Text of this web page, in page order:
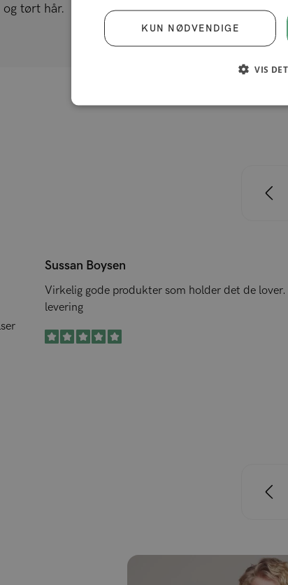
tørt hår.
Sussan Boysen
Virkelig gode produkter som holder det de lover.
levering
KUN NØDVENDIGE
VIS